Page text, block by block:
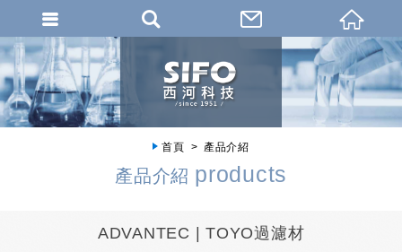
首頁 產品介紹
產品介紹 products
ADVANTEC | TOYO過濾材